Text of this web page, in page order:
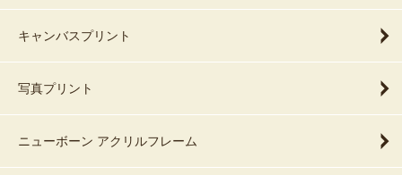
キャンバスプリント
写真プリント
ニューボーン アクリルフレーム